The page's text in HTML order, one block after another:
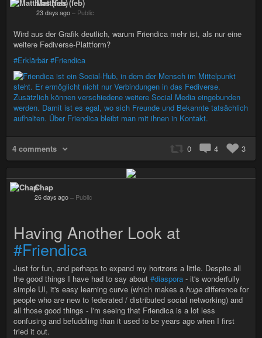
Matthias (feb)
23 days ago – Public
Wird aus der Grafik deutlich, warum Friendica mehr ist, als nur eine
weitere Fediverse-Plattform?
#Erklärbär #Friendica
4 comments 0 4 3
Chap
26 days ago – Public
Having Another Look at
#Friendica
Just for fun, and perhaps to expand my horizons a little. Despite all
the good things I have had to say about #diaspora - it's wonderfully
simple UI, it's easy learning curve (which makes a huge difference for
people who are new to federated / distributed social networking) and
all those good things - I'm seeing that Friendica is a lot less
confusing and befuddling than it used to be years ago when I first
tried it out.